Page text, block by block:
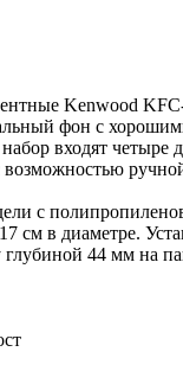
Kenwood
фон с
входят четыре
с
см в диаметре.
44 мм на